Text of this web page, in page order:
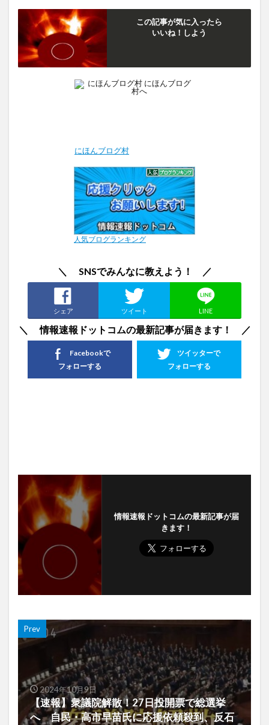
この記事が気に入ったら
いいね！しよう
にほんブログ村
人気ブログランキング
＼ SNSでみんなに教えよう！ ／
シェア ツイート LINE
＼ 情報速報ドットコムの最新記事が届きます！ ／
ツイッターで
フォローする
Facebookで
フォローする
情報速報ドットコムの最新記事が届
きます！
Prev
2024年10月9日
【速報】衆議院解散！27日投開票で総選挙
へ 自民・高市早苗氏に応援依頼殺到、反石